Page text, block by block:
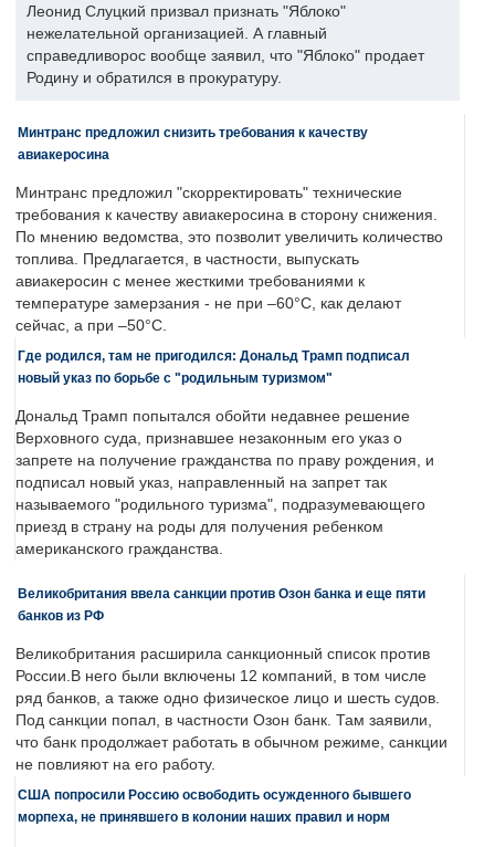
Леонид Слуцкий призвал признать "Яблоко"
нежелательной организацией. А главный
справедливорос вообще заявил, что "Яблоко" продает
Родину и обратился в прокуратуру.
Минтранс предложил снизить требования к качеству
авиакеросина
Минтранс предложил "скорректировать" технические
требования к качеству авиакеросина в сторону снижения.
По мнению ведомства, это позволит увеличить количество
топлива. Предлагается, в частности, выпускать
авиакеросин с менее жесткими требованиями к
температуре замерзания - не при –60°C, как делают
сейчас, а при –50°C.
Где родился, там не пригодился: Дональд Трамп подписал
новый указ по борьбе с "родильным туризмом"
Дональд Трамп попытался обойти недавнее решение
Верховного суда, признавшее незаконным его указ о
запрете на получение гражданства по праву рождения, и
подписал новый указ, направленный на запрет так
называемого "родильного туризма", подразумевающего
приезд в страну на роды для получения ребенком
американского гражданства.
Великобритания ввела санкции против Озон банка и еще пяти
банков из РФ
Великобритания расширила санкционный список против
России.В него были включены 12 компаний, в том числе
ряд банков, а также одно физическое лицо и шесть судов.
Под санкции попал, в частности Озон банк. Там заявили,
что банк продолжает работать в обычном режиме, санкции
не повлияют на его работу.
США попросили Россию освободить осужденного бывшего
морпеха, не принявшего в колонии наших правил и норм